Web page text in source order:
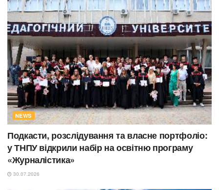
NEWS
Подкасти, розслідування та власне портфоліо:
у ТНПУ відкрили набір на освітню програму
«Журналістика»
30.07.2026